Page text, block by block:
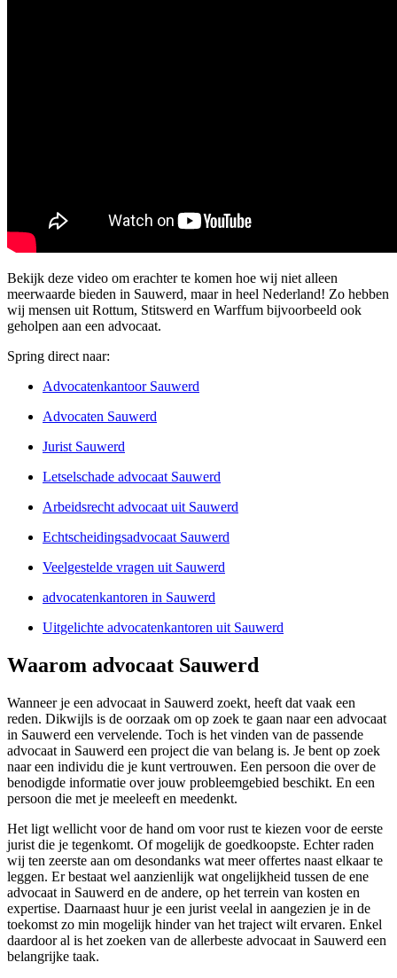
Bekijk deze video om erachter te komen hoe wij niet alleen
meerwaarde bieden in Sauwerd, maar in heel Nederland! Zo hebben
wij mensen uit Rottum, Stitswerd en Warffum bijvoorbeeld ook
geholpen aan een advocaat.
Spring direct naar:
Advocatenkantoor Sauwerd
Advocaten Sauwerd
Jurist Sauwerd
Letselschade advocaat Sauwerd
Arbeidsrecht advocaat uit Sauwerd
Echtscheidingsadvocaat Sauwerd
Veelgestelde vragen uit Sauwerd
advocatenkantoren in Sauwerd
Uitgelichte advocatenkantoren uit Sauwerd
Waarom advocaat Sauwerd
Wanneer je een advocaat in Sauwerd zoekt, heeft dat vaak een
reden. Dikwijls is de oorzaak om op zoek te gaan naar een advocaat
in Sauwerd een vervelende. Toch is het vinden van de passende
advocaat in Sauwerd een project die van belang is. Je bent op zoek
naar een individu die je kunt vertrouwen. Een persoon die over de
benodigde informatie over jouw probleemgebied beschikt. En een
persoon die met je meeleeft en meedenkt.
Het ligt wellicht voor de hand om voor rust te kiezen voor de eerste
jurist die je tegenkomt. Of mogelijk de goedkoopste. Echter raden
wij ten zeerste aan om desondanks wat meer offertes naast elkaar te
leggen. Er bestaat wel aanzienlijk wat ongelijkheid tussen de ene
advocaat in Sauwerd en de andere, op het terrein van kosten en
expertise. Daarnaast huur je een jurist veelal in aangezien je in de
toekomst zo min mogelijk hinder van het traject wilt ervaren. Enkel
daardoor al is het zoeken van de allerbeste advocaat in Sauwerd een
belangrijke taak.